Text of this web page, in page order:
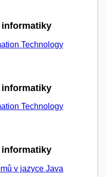
informatiky
Technology
informatiky
Technology
informatiky
v jazyce Java